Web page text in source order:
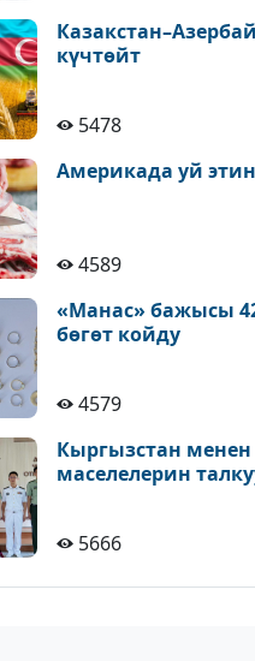
күчтөйт
5478
Америкада уй
4589
«Манас» бажысы
бөгөт койду
4579
Кыргызстан
маселелерин
5666